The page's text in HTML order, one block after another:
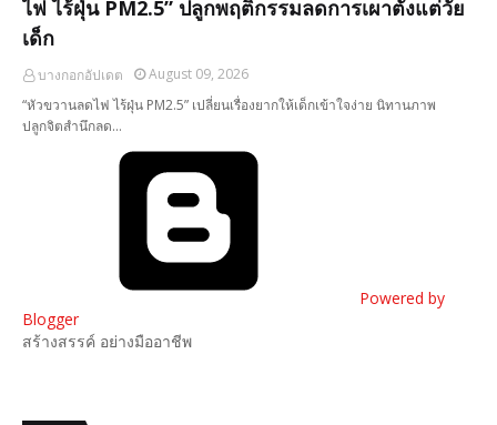
ไฟ ไร้ฝุ่น PM2.5” ปลูกพฤติกรรมลดการเผาตั้งแต่วัย
เด็ก
บางกอกอัปเดต
August 09, 2026
“หัวขวานลดไฟ ไร้ฝุ่น PM2.5” ​เปลี่ยน​เรื่องยากให้เด็กเข้าใจง่าย นิทานภาพ
ปลูกจิตสำนึกลด…
Powered by
Blogger
สร้างสรรค์ อย่างมืออาชีพ